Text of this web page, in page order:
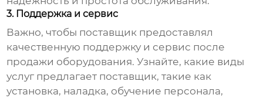
3. Поддержка и сервис
Важно, чтобы поставщик предоставлял
качественную поддержку и сервис после
продажи оборудования. Узнайте, какие виды
услуг предлагает поставщик, такие как
установка, наладка, обучение персонала,